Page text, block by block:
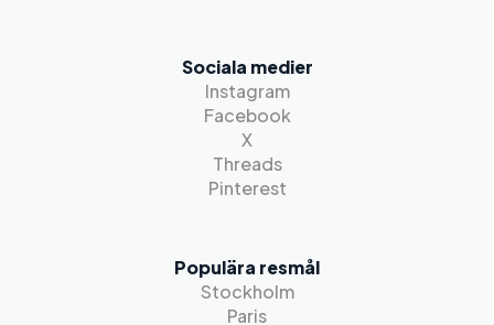
Sociala medier
Instagram
Facebook
X
Threads
Pinterest
Populära resmål
Stockholm
Paris